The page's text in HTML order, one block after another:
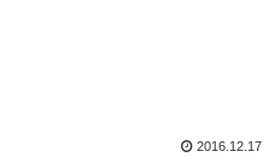
2016.12.17